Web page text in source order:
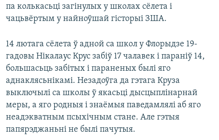
па колькасьці загінулых у школах сёлета і
чацьвёртым у найноўшай гісторыі ЗША.
14 лютага сёлета ў адной са школ у Флорыдзе 19-
гадовы Нікалаус Крус забіў 17 чалавек і параніў 14,
большасьць забітых і параненых былі яго
аднаклясьнікамі. Незадоўга да гэтага Круза
выключылі са школы ў якасьці дысцыплінарнай
меры, а яго родныя і знаёмыя паведамлялі аб яго
неадэкватным псыхічным стане. Але гэтыя
папярэджаньні не былі пачутыя.